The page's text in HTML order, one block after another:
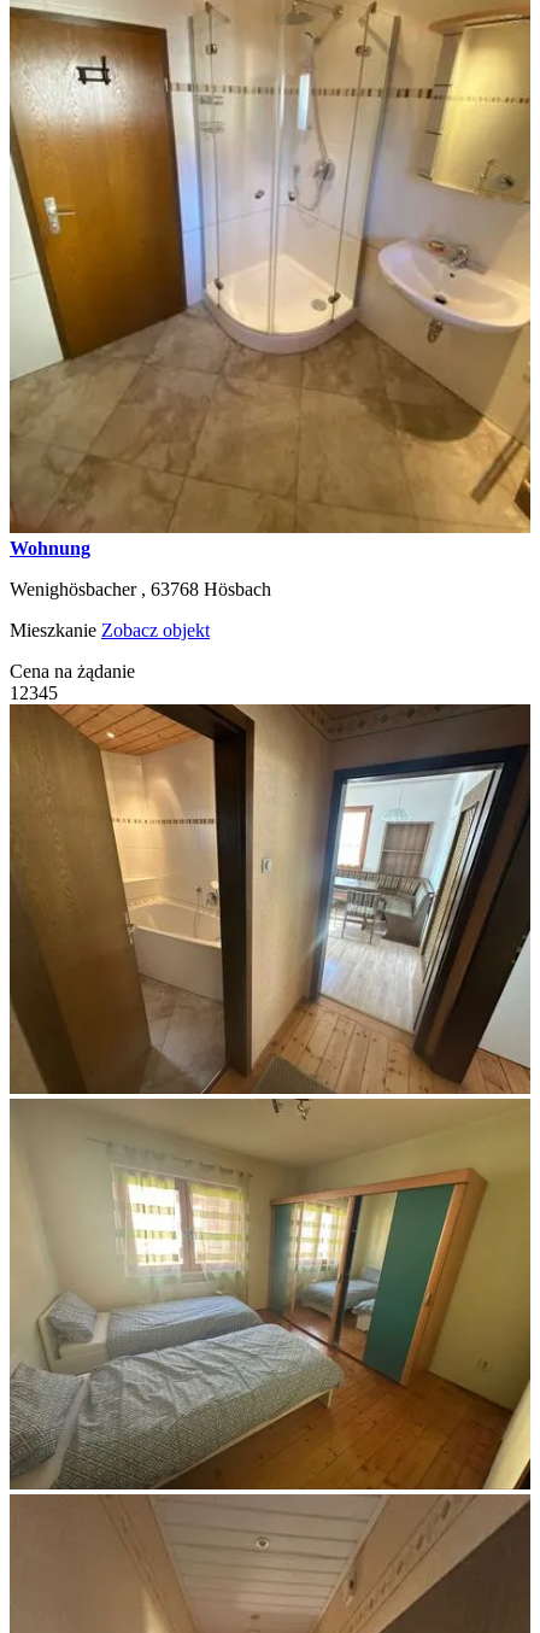
Wohnung
Wenighösbacher , 63768 Hösbach
Mieszkanie Zobacz objekt
Cena na żądanie
1 2345